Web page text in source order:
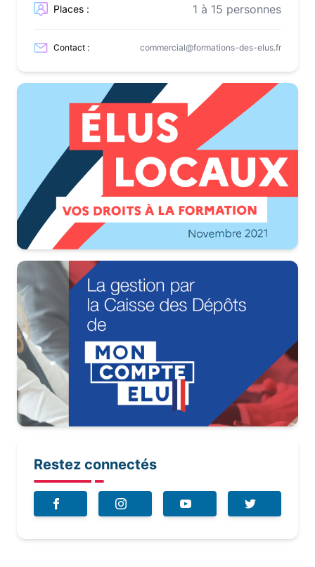
Places : 1 à 15 personnes
Contact : commercial@formations-des-elus.fr
Restez connectés